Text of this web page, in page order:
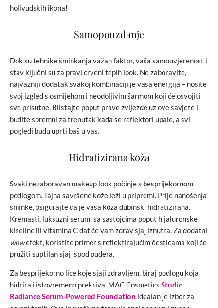
holivudskih ikona!
Samopouzdanje
Dok su tehnike šminkanja važan faktor, vaša samouvjerenost i
stav ključni su za pravi crveni tepih look. Ne zaboravite,
najvažniji dodatak svakoj kombinaciji je vaša energija – nosite
svoj izgled s osmijehom i neodoljivim šarmom koji će osvojiti
sve prisutne. Blistajte poput prave zvijezde uz ove savjete i
budite spremni za trenutak kada se reflektori upale, a svi
pogledi budu uprti baš u vas.
Hidratizirana koža
Svaki nezaboravan makeup look počinje s besprijekornom
podlogom. Tajna savršene kože leži u pripremi. Prije nanošenja
šminke, osigurajte da je vaša koža dubinski hidratizirana.
Kremasti, luksuzni serumi sa sastojcima poput hijaluronske
kiseline ili vitamina C dat će vam zdrav sjaj iznutra. Za dodatni
wowefekt, koristite primer s reflektirajućim česticama koji će
pružiti suptilan sjaj ispod pudera.
Za besprijekorno lice koje sjaji zdravljem, biraj podlogu koja
hidrira i istovremeno prekriva. MAC Cosmetics Studio
Radiance Serum-Powered Foundation idealan je izbor za